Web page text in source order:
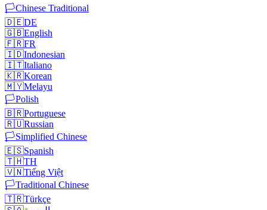
🏳️Chinese Traditional
🇩🇪DE
🇬🇧English
🇫🇷FR
🇮🇩Indonesian
🇮🇹Italiano
🇰🇷Korean
🇲🇾Melayu
🏳️Polish
🇧🇷Portuguese
🇷🇺Russian
🏳️Simplified Chinese
🇪🇸Spanish
🇹🇭TH
🇻🇳Tiếng Việt
🏳️Traditional Chinese
🇹🇷Türkçe